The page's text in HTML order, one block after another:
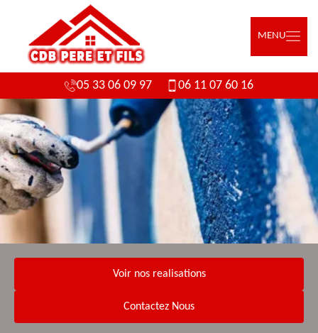
MENU
05 33 06 09 97 06 11 07 60 16
Voir nos realisations
Contactez Nous